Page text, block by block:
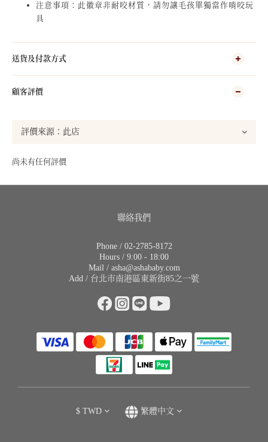
注意事項：此徽章非耐咬材質，請勿讓毛孩單獨當作啃咬玩
具
送貨及付款方式
顧客評價
尚未有任何評價
聯絡我們
Phone / 02-2785-8172
Hours / 9:00 - 18:00
Mail / asha@ashababy.com
Add / 台北市南港區東新街85之一號
$ TWD 繁體中文